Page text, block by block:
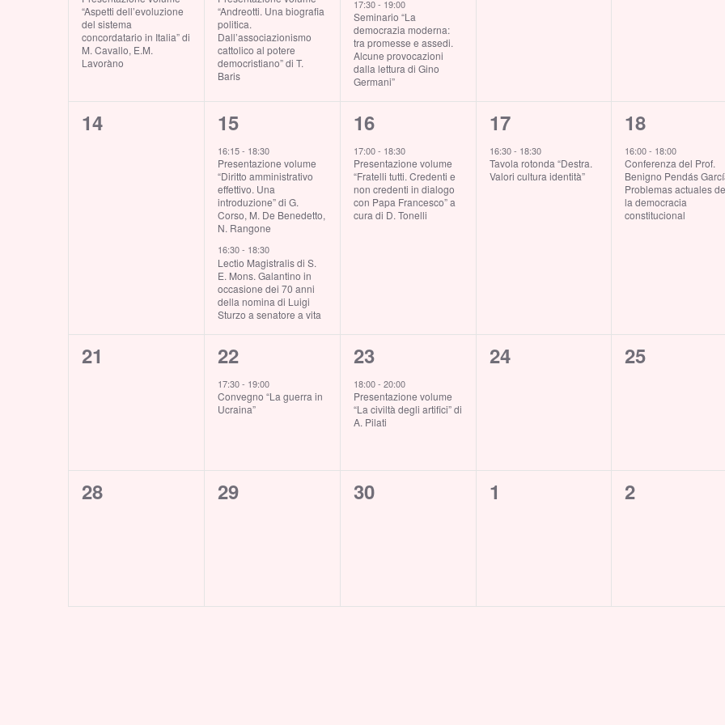
“Aspetti dell’evoluzione
del sistema
concordatario in Italia” di
M. Cavallo, E.M.
Lavoràno
“Andreotti. Una biografia
politica.
Dall’associazionismo
cattolico al potere
democristiano” di T.
Baris
17:30- 19:00
Seminario “La
democrazia moderna:
tra promesse e assedi.
Alcune provocazioni
dalla lettura di Gino
Germani”
0
14
2
eventi,
15
16:15- 18:30
Presentazione volume
“Diritto amministrativo
effettivo. Una
introduzione” di G.
Corso, M. De Benedetto,
N. Rangone
16:30- 18:30
Lectio Magistralis di S.
E. Mons. Galantino in
occasione dei 70 anni
della nomina di Luigi
Sturzo a senatore a vita
1
evento,
16
17:00- 18:30
Presentazione volume
“Fratelli tutti. Credenti e
non credenti in dialogo
con Papa Francesco” a
cura di D. Tonelli
1
evento,
17
16:30- 18:30
Tavola rotonda “Destra.
Valori cultura identità”
1
evento,
18
16:00- 18:00
Conferenza del Prof.
Benigno Pendás
Problemas actuales de
la democracia
constitucional
0
21
1
evento,
22
17:30- 19:00
Convegno “La guerra in
Ucraina”
1
evento,
23
18:00- 20:00
Presentazione volume
“La civiltà degli artifici” di
A. Pilati
0
24
0
25
0
28
0
29
0
30
0
1
0
2